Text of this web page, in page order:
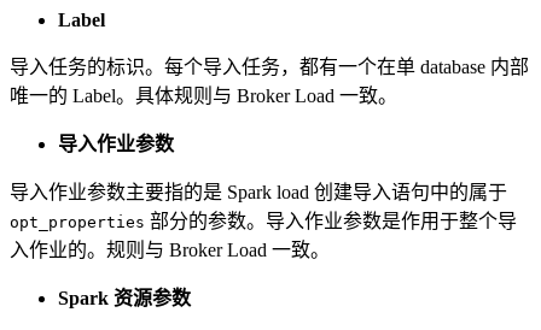
Label
导入任务的标识。每个导入任务，都有一个在单 database 内部
唯一的 Label。具体规则与 Broker Load 一致。
导入作业参数
导入作业参数主要指的是 Spark load 创建导入语句中的属于
opt_properties 部分的参数。导入作业参数是作用于整个导
入作业的。规则与 Broker Load 一致。
Spark 资源参数